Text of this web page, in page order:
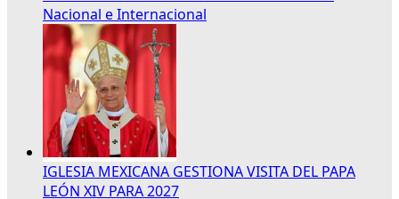
Nacional e Internacional
IGLESIA MEXICANA GESTIONA VISITA DEL PAPA
LEÓN XIV PARA 2027